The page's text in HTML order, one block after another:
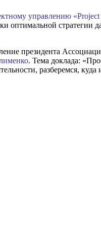
управлению «Project
оптимальной
президента
. Тема доклада:
разберемся,